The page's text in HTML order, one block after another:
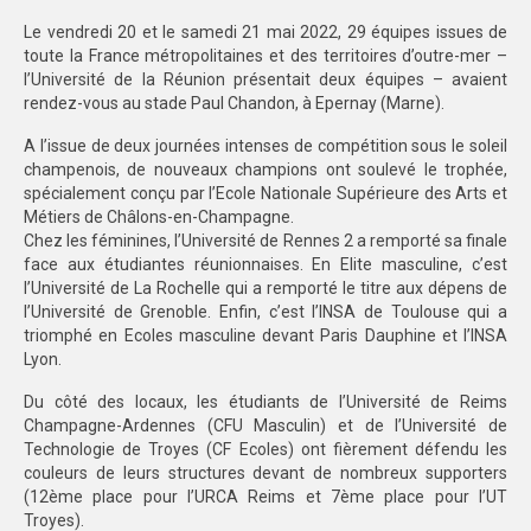
REIMS
STRASBOURG
SPORTS IND
NANCY-METZ
REIMS
STRASBOURG
FORMATION
NANCY-METZ
REIMS
STRASBOURG
Le vendredi 20 et le samedi 21 mai 2022, 29 équipes issues de
toute la France métropolitaines et des territoires d’outre-mer –
l’Université de la Réunion présentait deux équipes – avaient
rendez-vous au stade Paul Chandon, à Epernay (Marne).
A l’issue de deux journées intenses de compétition sous le soleil
champenois, de nouveaux champions ont soulevé le trophée,
spécialement conçu par l’Ecole Nationale Supérieure des Arts et
Métiers de Châlons-en-Champagne.
Chez les féminines, l’Université de Rennes 2 a remporté sa finale
face aux étudiantes réunionnaises. En Elite masculine, c’est
l’Université de La Rochelle qui a remporté le titre aux dépens de
l’Université de Grenoble. Enfin, c’est l’INSA de Toulouse qui a
triomphé en Ecoles masculine devant Paris Dauphine et l’INSA
Lyon.
Du côté des locaux, les étudiants de l’Université de Reims
Champagne-Ardennes (CFU Masculin) et de l’Université de
Technologie de Troyes (CF Ecoles) ont fièrement défendu les
couleurs de leurs structures devant de nombreux supporters
(12ème place pour l’URCA Reims et 7ème place pour l’UT
Troyes).